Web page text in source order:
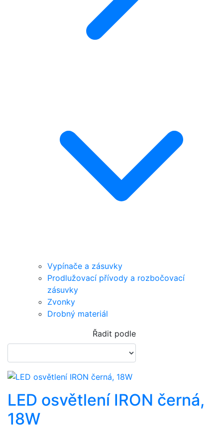
Vypínače a zásuvky
Prodlužovací přívody a rozbočovací
zásuvky
Zvonky
Drobný materiál
Řadit podle
LED osvětlení IRON černá,
18W